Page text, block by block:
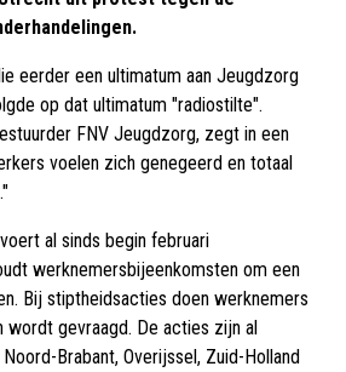
eerder een ultimatum aan Jeugdzorg
op dat ultimatum "radiostilte".
FNV Jeugdzorg, zegt in een
voelen zich genegeerd en totaal
al sinds begin februari
werknemersbijeenkomsten om een
Bij stiptheidsacties doen werknemers
wordt gevraagd. De acties zijn al
Brabant, Overijssel, Zuid-Holland